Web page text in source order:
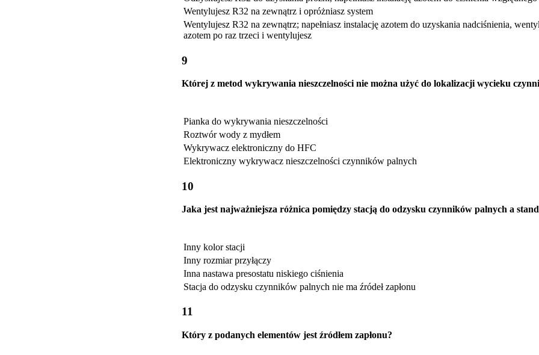
Wentylujesz R32 na zewnątrz i opróżniasz system
Wentylujesz R32 na zewnątrz; napełniasz instalację azotem do uzyskania nadciśnienia,
azotem po raz trzeci i wentylujesz
9
Której z metod wykrywania nieszczelności nie można użyć do lokalizacji wycieku
Pianka do wykrywania nieszczelności
Roztwór wody z mydłem
Wykrywacz elektroniczny do HFC
Elektroniczny wykrywacz nieszczelności czynników palnych
10
Jaka jest najważniejsza różnica pomiędzy stacją do odzysku czynników palnych a
Inny kolor stacji
Inny rozmiar przyłączy
Inna nastawa presostatu niskiego ciśnienia
Stacja do odzysku czynników palnych nie ma źródeł zapłonu
11
Który z podanych elementów jest źródłem zapłonu?